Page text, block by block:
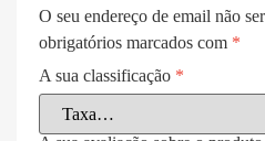
O seu endereço de email não
obrigatórios marcados com *
A sua classificação *